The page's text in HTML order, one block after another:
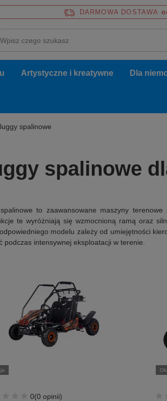
DARMOWA DOSTAWA
Artystyczne i kreatywne Dla
spalinowe
spalinowe
to zaawansowane maszyny
te wyróżniają się wzmocnioną ramą oraz
modelu zależy od umiejętności
podczas intensywnej eksploatacji w terenie.
0(0 opinii)